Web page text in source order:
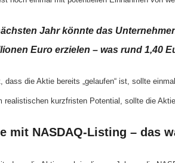
Jahr könnte das
Euro erzielen – was rund 1,40
dass die Aktie bereits „gelaufen“ ist, sollte
realistischen kurzfristen Potential, sollte die
mit NASDAQ-Listing – das